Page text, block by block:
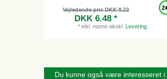
Vejledende pris DKK 8.23
DKK 6.48 *
* inkl. moms ekskl. Levering
Du kunne også være interesseret i: